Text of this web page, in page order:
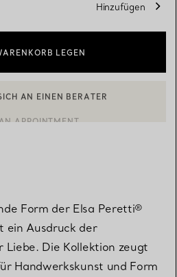
Hinzufügen
LEGEN
Form der Elsa Peretti®
ein Ausdruck der
Liebe. Die Kollektion zeugt
Handwerkskunst und Form